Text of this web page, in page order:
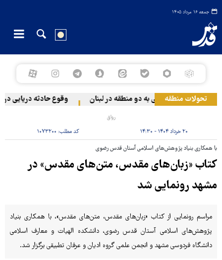
جمعه ۱۶ مرداد ۱۴۰۵
تحولات منطقه
رژیم صهیونیستی به دو منطقه در لبنان وقوع حادثه دریایی در
رواق
۲۰ خرداد ۱۴۰۴ - ۱۴:۳۰ کد مطلب: ۱۰۷۳۲۰۰
با همکاری بنیاد پژوهش‌های اسلامی آستان قدس رضوی
کتاب «زبان‌های مقدس، متن‌های مقدس» در
مشهد رونمایی شد
مراسم رونمایی از کتاب «زبان‌های مقدس، متن‌های مقدس»، با همکاری بنیاد
پژوهش‌های اسلامی آستان قدس رضوی، دانشکده الهیات و معارف اسلامی
دانشگاه فردوسی مشهد و انجمن علمی گروه ادیان و عرفان تطبیقی برگزار شد.